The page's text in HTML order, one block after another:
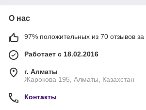
О нас
97% положительных из 70 отзывов за
Работает с 18.02.2016
г. Алматы
Жарокова 195, Алматы, Казахстан
Контакты